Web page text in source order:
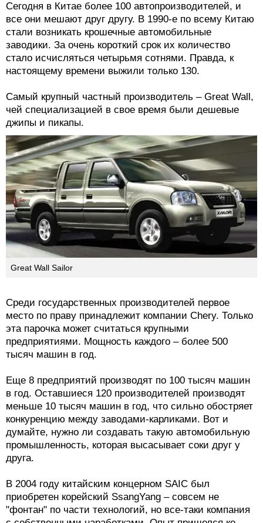
Сегодня в Китае более 100 автопроизводителей, и
все они мешают друг другу. В 1990-е по всему Китаю
стали возникать крошечные автомобильные
заводики. За очень короткий срок их количество
стало исчисляться четырьмя сотнями. Правда, к
настоящему времени выжили только 130.
Самый крупный частный производитель – Great Wall,
чей специализацией в свое время были дешевые
джипы и пикапы.
Great Wall Sailor
Среди государственных производителей первое
эта парочка может считаться крупными
предприятиями. Мощность каждого – более 500
тысяч машин в год.